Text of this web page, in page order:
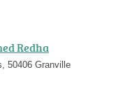
Redha
50406 Granville